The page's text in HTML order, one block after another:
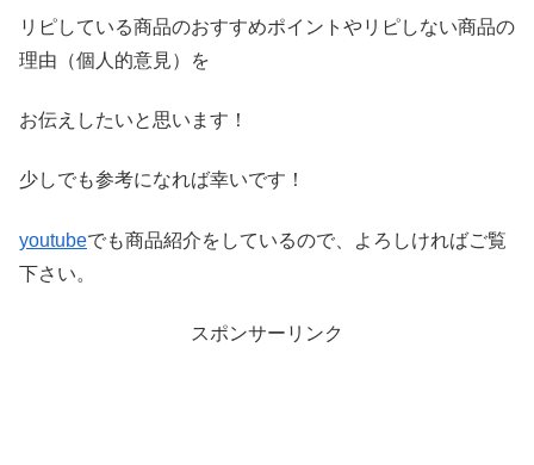
リピしている商品のおすすめポイントやリピしない商品の
理由（個人的意見）を
お伝えしたいと思います！
少しでも参考になれば幸いです！
youtubeでも商品紹介をしているので、よろしければご覧
下さい。
スポンサーリンク